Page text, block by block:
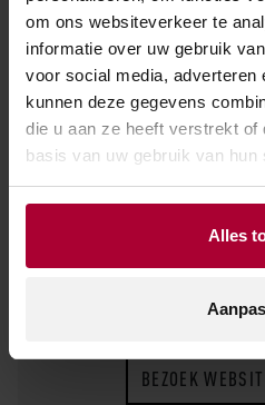
om ons websiteverkeer te
informatie over uw gebruik
voor social media, adverteren
kunnen deze gegevens
die u aan ze heeft verstrekt
basis van uw gebruik van hun
Alles
fruitig smaken.’
Of zoals ze ook vaak zegt:
Duitse Rieslingwijnen van
vorm van kunst, die de
vaardigheid en passie van
BEZOEK